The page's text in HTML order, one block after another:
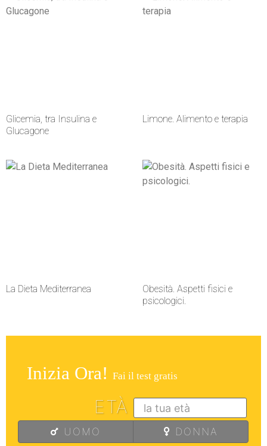
Glicemia, tra Insulina e
Glucagone
Limone. Alimento e terapia
La Dieta Mediterranea
Obesità. Aspetti fisici e
psicologici.
Inizia Ora! Fai il test gratis
ETÀ
UOMO DONNA